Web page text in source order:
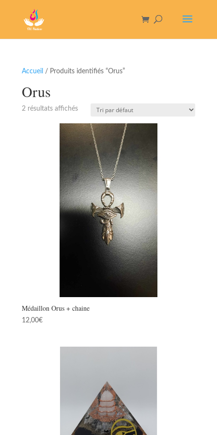
Accueil / Produits identifiés “Orus”
Orus
2 résultats affichés
Médaillon Orus + chaine
12,00€